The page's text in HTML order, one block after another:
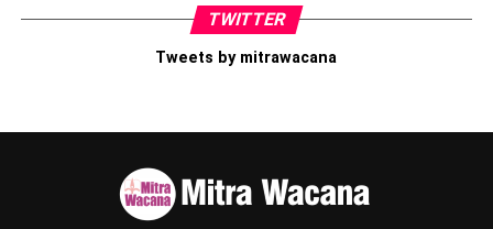
TWITTER
Tweets by mitrawacana